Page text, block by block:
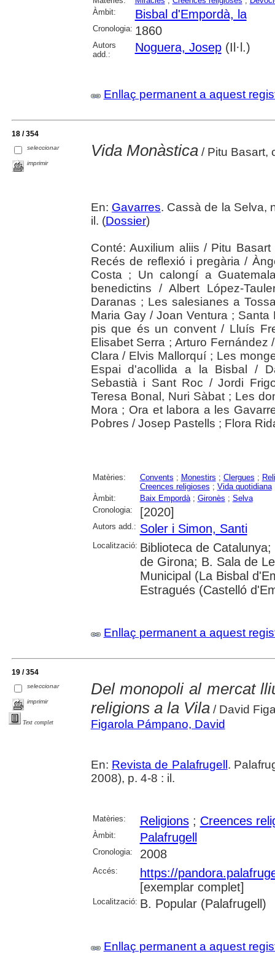
Àmbit:
Bisbal d'Empordà, la
Cronologia: 1860
Autors
add.:
Noguera, Josep(Il·l.)
Enllaç permanent a aquest
18 / 354
seleccionar
imprimir
Vida Monàstica/ Pitu Basart,
En: Gavarres. Cassà de la Selva,
il. (Dossier)
Conté: Auxilium aliis / Pitu
Recés de reflexió i pregària /
Costa ; Un calongí a
benedictins / Albert López-
Daranas ; Les salesianes a
Maria Gay / Joan Ventura ;
pis que és un convent / Lluís
Elisabet Serra ; Arturo
Clara / Elvis Mallorquí ; Les
Espai d'acollida a la Bisbal /
Sebastià i Sant Roc / Jordi
Teresa Bonal, Nuri Sàbat ; Les
Mora ; Ora et labora a les
Pobres / Josep Pastells ; Flora
Matèries: Convents ; Monestirs ; Clergues ;
Creences religioses ; Vida quotidiana
Àmbit:
Baix Empordà; Gironès ; Selva
Cronologia:
[2020]
Autors add.: Soler i Simon, Santi
Localització: Biblioteca de
de Girona; B. Sala de
Municipal (La Bisbal
Estragués (Castelló
Enllaç permanent a aquest
19 / 354
seleccionar
imprimir
Text complet
Del monopoli al mercat
religions a la Vila/ David
Figarola Pámpano, David
En: Revista de Palafrugell .
2008), p. 4-8 : il.
Matèries: Religions; Creences
Àmbit: Palafrugell
Cronologia: 2008
Accés:
https://
[exemplar complet]
Localització: B. Popular (Palafrugell)
Enllaç permanent a aquest